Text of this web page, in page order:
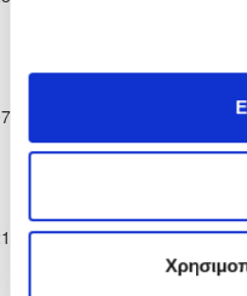
03-2026
Ανώτατη
Κ-16
03-2026
Κατηγορία
Παίδων